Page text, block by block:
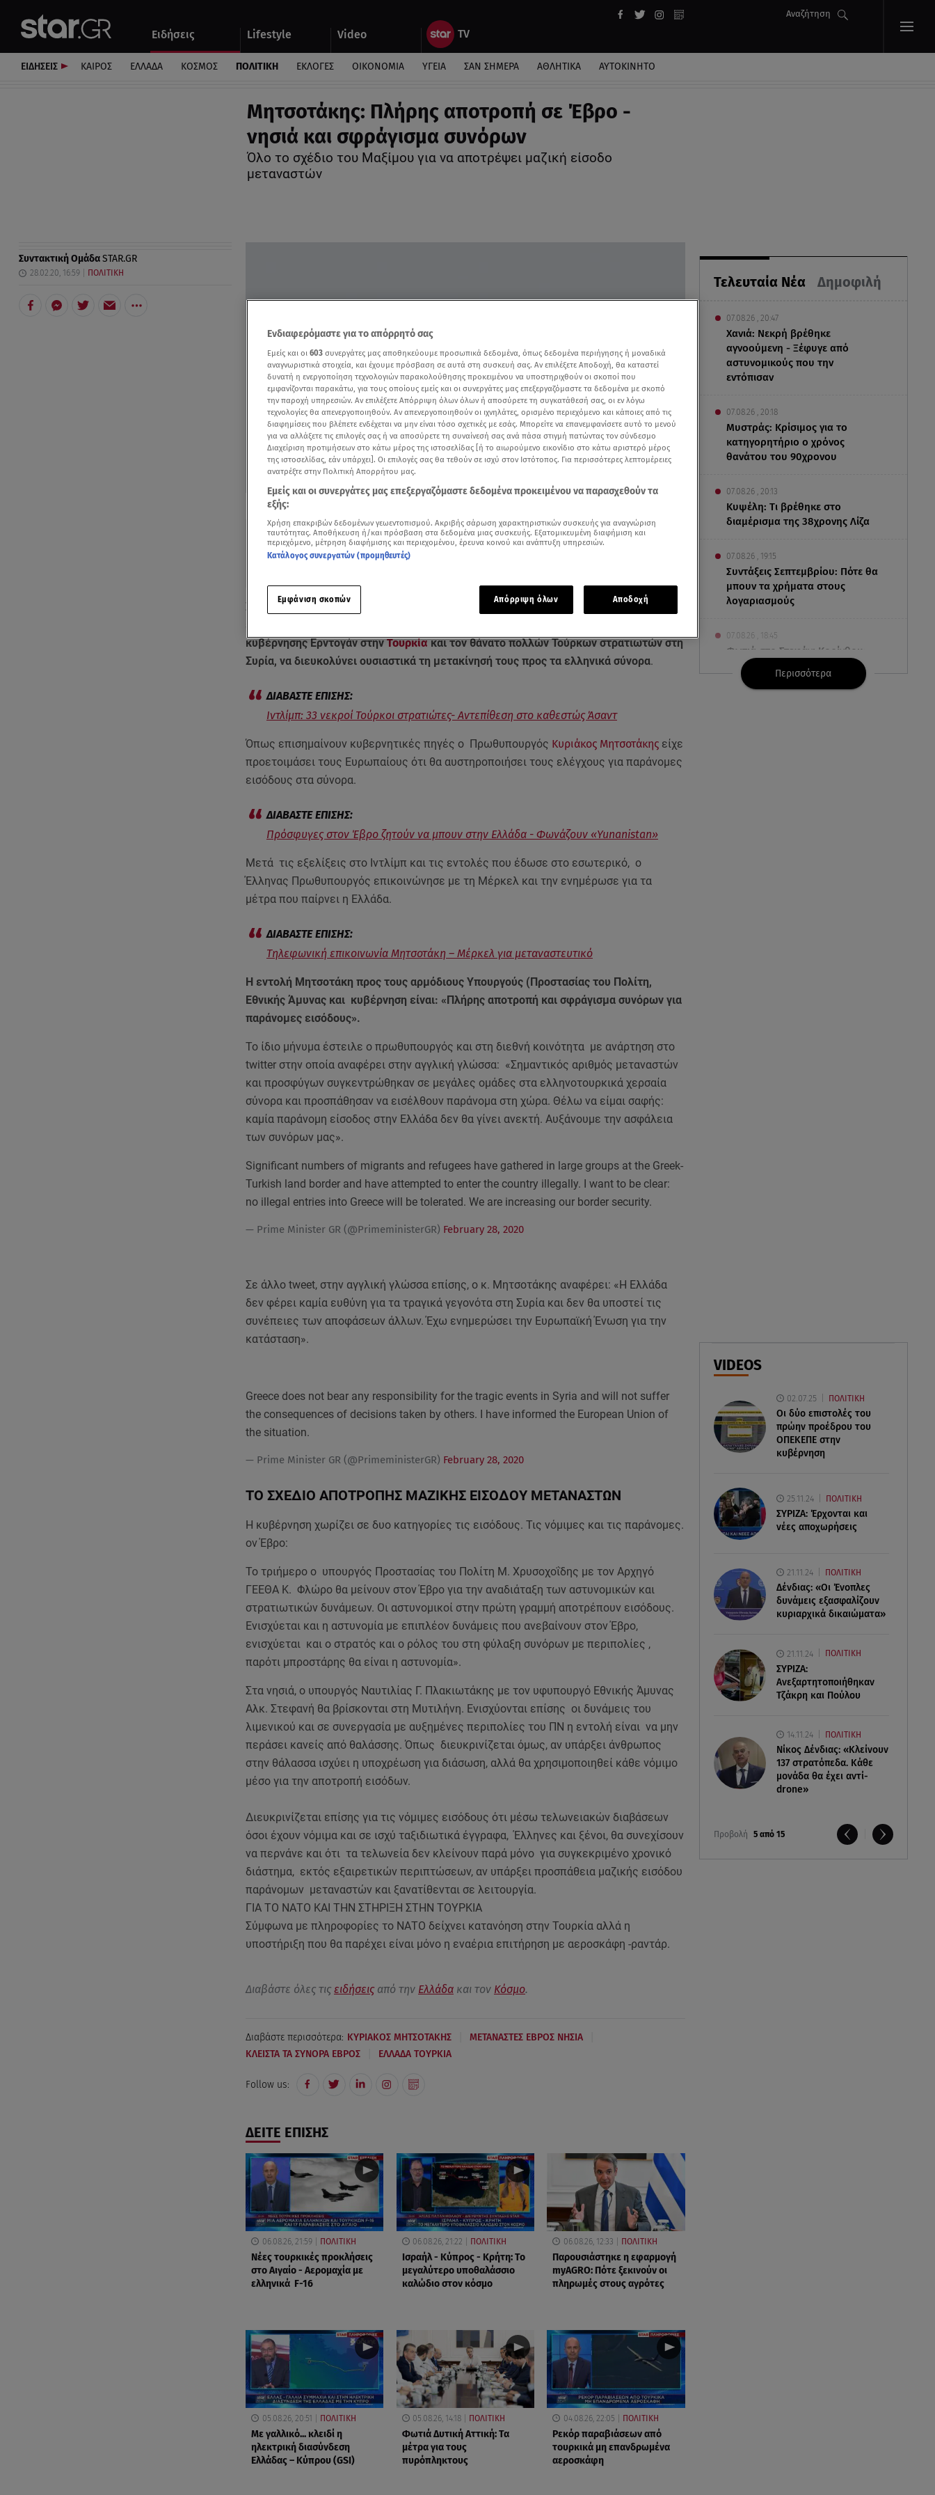
Ειδήσεις Lifestyle Video
Αναζήτηση
Αυτοκίνητο
ΕΙΔΗΣΕΙΣ ΚΑΙΡΟΣ ΕΛΛΑΔΑ ΚΟΣΜΟΣ ΠΟΛΙΤΙΚΗ ΕΚΛΟΓΕΣ ΟΙΚΟΝΟΜΙΑ ΥΓΕΙΑ ΣΑΝ ΣΗΜΕΡΑ ΑΘΛΗΤΙΚΑ ΑΥΤΟΚΙΝΗΤΟ
Μητσοτάκης: Πλήρης αποτροπή σε Έβρο -
νησιά και σφράγισμα συνόρων
Όλο το σχέδιο του Μαξίμου για να αποτρέψει μαζική είσοδο
μεταναστών
Τελευταία Νέα Δημοφιλή
07.08.26 , 20:47
Χανιά: Νεκρή βρέθηκε
αγνοούμενη - Ξέφυγε από
αστυνομικούς που την
εντόπισαν
07.08.26 , 20:18
Μυστράς: Κρίσιμος για το
κατηγορητήριο ο χρόνος
θανάτου του 90χρονου
07.08.26 , 20:13
Κυψέλη: Tι βρέθηκε στο
διαμέρισμα της 38χρονης Λίζα
07.08.26 , 19:15
Συντάξεις Σεπτεμβρίου: Πότε θα
μπουν τα χρήματα στους
λογαριασμούς
07.08.26 , 18:45
Φωτιά στο Στεφάνι Κορίνθου:
Μήνυμα από το 112 -
Σηκώθηκαν εναέρια μέσα
Στεφανίδου: «Κόβει» την ανάσα
με το σώμα της - Οι πόζες με
μαγιό
Περισσότερα
VIDEOS
02.07.25 ΠΟΛΙΤΙΚΗ
Οι δύο επιστολές του
πρώην προέδρου του
ΟΠΕΚΕΠE στην
κυβέρνηση
25.11.24 ΠΟΛΙΤΙΚΗ
ΣΥΡΙΖΑ: Έρχονται και
νέες αποχωρήσεις
21.11.24 ΠΟΛΙΤΙΚΗ
Δένδιας: «Οι Ένοπλες
δυνάμεις εξασφαλίζουν
κυριαρχικά δικαιώματα»
21.11.24 ΠΟΛΙΤΙΚΗ
ΣΥΡΙΖΑ:
Ανεξαρτητοποιήθηκαν
Τζάκρη και Πούλου
14.11.24 ΠΟΛΙΤΙΚΗ
Νίκος Δένδιας: «Κλείνουν
137 στρατόπεδα. Kάθε
μονάδα θα έχει αντί-
drone»
Προβολή 5 από 15
Συντακτική ΟμάδαSTAR.GR
28.02.20, 16:59 ΠΟΛΙΤΙΚΗ
Δείτε περισσότερα άρθρα μας στην αναζήτηση σας
Πρόσθηκη star.gr στις επιλογές σας
Δείτε περισσότερα άρθρα μας στα αποτελέσματα αναζήτησης
Συναγερμός επικρατεί στο Μέγαρο Μαξίμου προκειμένου να αποτραπεί μαζική
κυβέρνησης Ερντογάν στηνΤουρκίακαι τον θάνατο πολλών Τούρκων στρατιωτών στη
Συρία, να διευκολύνει ουσιαστικά τη μετακίνησή τους προς τα ελληνικά σύνορα.
Ιντλίμπ: 33 νεκροί Τούρκοι στρατιώτες- Αντεπίθεση στο καθεστώς Άσαντ
Όπως επισημαίνουν κυβερνητικές πηγές ο Πρωθυπουργός Κυριάκος Μητσοτάκης είχε
προετοιμάσει τους Ευρωπαίους ότι θα αυστηροποιήσει τους ελέγχους για παράνομες
εισόδους στα σύνορα.
Πρόσφυγες στον Έβρο ζητούν να μπουν στην Ελλάδα - Φωνάζουν «Yunanistan»
Μετά τις εξελίξεις στο Ιντλίμπ και τις εντολές που έδωσε στο εσωτερικό, ο
Έλληνας Πρωθυπουργός επικοινώνησε με τη Μέρκελ και την ενημέρωσε για τα
μέτρα που παίρνει η Ελλάδα.
Τηλεφωνική επικοινωνία Μητσοτάκη – Μέρκελ για μεταναστευτικό
Η εντολή Μητσοτάκη προς τους αρμόδιους Υπουργούς (Προστασίας του Πολίτη,
Εθνικής Άμυνας και κυβέρνηση είναι: «Πλήρης αποτροπή και σφράγισμα συνόρων για
παράνομες εισόδους».
Το ίδιο μήνυμα έστειλε ο πρωθυπουργός και στη διεθνή κοινότητα με ανάρτηση στο
twitter στην οποία αναφέρει στην αγγλική γλώσσα: «Σημαντικός αριθμός μεταναστών
και προσφύγων συγκεντρώθηκαν σε μεγάλες ομάδες στα ελληνοτουρκικά χερσαία
σύνορα και προσπάθησαν να εισέλθουν παράνομα στη χώρα. Θέλω να είμαι σαφής:
καμία παράνομη είσοδος στην Ελλάδα δεν θα γίνει ανεκτή. Αυξάνουμε την ασφάλεια
των συνόρων μας».
Significant numbers of migrants and refugees have gathered in large groups at the Greek-
Turkish land border and have attempted to enter the country illegally. I want to be clear:
no illegal entries into Greece will be tolerated. We are increasing our border security.
— Prime Minister GR (@PrimeministerGR) February 28, 2020
Σε άλλο tweet, στην αγγλική γλώσσα επίσης, ο κ. Μητσοτάκης αναφέρει: «Η Ελλάδα
δεν φέρει καμία ευθύνη για τα τραγικά γεγονότα στη Συρία και δεν θα υποστεί τις
συνέπειες των αποφάσεων άλλων. Έχω ενημερώσει την Ευρωπαϊκή Ένωση για την
κατάσταση».
Greece does not bear any responsibility for the tragic events in Syria and will not suffer
the consequences of decisions taken by others. I have informed the European Union of
the situation.
— Prime Minister GR (@PrimeministerGR) February 28, 2020
ΤΟ ΣΧΕΔΙΟ ΑΠΟΤΡΟΠΗΣ ΜΑΖΙΚΗΣ ΕΙΣΟΔΟΥ ΜΕΤΑΝΑΣΤΩΝ
Η κυβέρνηση χωρίζει σε δυο κατηγορίες τις εισόδους. Τις νόμιμες και τις παράνομες.
ον Έβρο:
Το τριήμερο ο υπουργός Προστασίας του Πολίτη Μ. Χρυσοχοΐδης με τον Αρχηγό
ΓΕΕΘΑ Κ. Φλώρο θα μείνουν στον Έβρο για την αναδιάταξη των αστυνομικών και
στρατιωτικών δυνάμεων. Οι αστυνομικοί στην πρώτη γραμμή αποτρέπουν εισόδους.
Ενισχύεται και η αστυνομία με επιπλέον δυνάμεις που ανεβαίνουν στον Έβρο,
ενισχύεται και ο στρατός και ο ρόλος του στη φύλαξη συνόρων με περιπολίες ,
παρότι μπροστάρης θα είναι η αστυνομία».
Στα νησιά, ο υπουργός Ναυτιλίας Γ. Πλακιωτάκης με τον υφυπουργό Εθνικής Άμυνας
Αλκ. Στεφανή θα βρίσκονται στη Μυτιλήνη. Ενισχύονται επίσης οι δυνάμεις του
λιμενικού και σε συνεργασία με αυξημένες περιπολίες του ΠΝ η εντολή είναι να μην
περάσει κανείς από θαλάσσης. Όπως διευκρινίζεται όμως, αν υπάρξει άνθρωπος
στην θάλασσα ισχύει η υποχρέωση για διάσωση, αλλά θα χρησιμοποιηθεί κάθε νόμιμο
μέσο για την αποτροπή εισόδων.
Διευκρινίζεται επίσης για τις νόμιμες εισόδους ότι μέσω τελωνειακών διαβάσεων
όσοι έχουν νόμιμα και σε ισχύ ταξιδιωτικά έγγραφα, Έλληνες και ξένοι, θα συνεχίσουν
να περνάνε και ότι τα τελωνεία δεν κλείνουν παρά μόνο για συγκεκριμένο χρονικό
διάστημα, εκτός εξαιρετικών περιπτώσεων, αν υπάρξει προσπάθεια μαζικής εισόδου
παράνομων μεταναστών και ξανατίθενται σε λειτουργία.
ΓΙΑ ΤΟ ΝΑΤΟ ΚΑΙ ΤΗΝ ΣΤΗΡΙΞΗ ΣΤΗΝ ΤΟΥΡΚΙΑ
Σύμφωνα με πληροφορίες το ΝΑΤΟ δείχνει κατανόηση στην Τουρκία αλλά η
υποστήριξη που θα παρέχει είναι μόνο η εναέρια επιτήρηση με αεροσκάφη -ραντάρ.
Διαβάστε όλες τις ειδήσειςαπό την Ελλάδακαι τον Κόσμο.
Διαβάστε περισσότερα: ΚΥΡΙΑΚΟΣ ΜΗΤΣΟΤΑΚΗΣ ΜΕΤΑΝΑΣΤΕΣ ΕΒΡΟΣ ΝΗΣΙΑ
ΚΛΕΙΣΤΑ ΤΑ ΣΥΝΟΡΑ ΕΒΡΟΣ ΕΛΛΑΔΑ ΤΟΥΡΚΙΑ
Follow us:
ΔΕΙΤΕ ΕΠΙΣΗΣ
06.08.26, 21:59 ΠΟΛΙΤΙΚΗ
Νέες τουρκικές προκλήσεις
στο Αιγαίο - Αερομαχία με
ελληνικά F-16
06.08.26, 21:22 ΠΟΛΙΤΙΚΗ
Ισραήλ - Κύπρος - Κρήτη: Το
μεγαλύτερο υποθαλάσσιο
καλώδιο στον κόσμο
06.08.26, 12:33 ΠΟΛΙΤΙΚΗ
Παρουσιάστηκε η εφαρμογή
myAGRO: Πότε ξεκινούν οι
πληρωμές στους αγρότες
05.08.26, 20:51 ΠΟΛΙΤΙΚΗ
Με γαλλικό... κλειδί η
ηλεκτρική διασύνδεση
Ελλάδας – Κύπρου (GSI)
05.08.26, 14:18 ΠΟΛΙΤΙΚΗ
Φωτιά Δυτική Αττική: Τα
μέτρα για τους
πυρόπληκτους
04.08.26, 22:05 ΠΟΛΙΤΙΚΗ
Ρεκόρ παραβιάσεων από
τουρκικά μη επανδρωμένα
αεροσκάφη
Ενδιαφερόμαστε για το απόρρητό σας
Εμείς και οι 603 συνεργάτες μας αποθηκεύουμε προσωπικά δεδομένα, όπως δεδομένα περιήγησης ή μοναδικά
αναγνωριστικά στοιχεία, και έχουμε πρόσβαση σε αυτά στη συσκευή σας. Αν επιλέξετε Αποδοχή, θα καταστεί
δυνατή η ενεργοποίηση τεχνολογιών παρακολούθησης προκειμένου να υποστηριχθούν οι σκοποί που
εμφανίζονται παρακάτω, για τους οποίους εμείς και οι συνεργάτες μας επεξεργαζόμαστε τα δεδομένα με σκοπό
την παροχή υπηρεσιών. Αν επιλέξετε Απόρριψη όλων όλων ή αποσύρετε τη συγκατάθεσή σας, οι εν λόγω
τεχνολογίες θα απενεργοποιηθούν. Αν απενεργοποιηθούν οι ιχνηλάτες, ορισμένο περιεχόμενο και κάποιες από τις
διαφημίσεις που βλέπετε ενδέχεται να μην είναι τόσο σχετικές με εσάς. Μπορείτε να επανεμφανίσετε αυτό το μενού
για να αλλάξετε τις επιλογές σας ή να αποσύρετε τη συναίνεσή σας ανά πάσα στιγμή πατώντας τον σύνδεσμο
Διαχείριση προτιμήσεων στο κάτω μέρος της ιστοσελίδας [ή το αιωρούμενο εικονίδιο στο κάτω αριστερό μέρος
της ιστοσελίδας, εάν υπάρχει]. Οι επιλογές σας θα τεθούν σε ισχύ στον Ιστότοπος. Για περισσότερες λεπτομέρειες
ανατρέξτε στην Πολιτική Απορρήτου μας.
Εμείς και οι συνεργάτες μας επεξεργαζόμαστε δεδομένα προκειμένου να παρασχεθούν τα
εξής:
Χρήση επακριβών δεδομένων γεωεντοπισμού. Ακριβής σάρωση χαρακτηριστικών συσκευής για αναγνώριση
ταυτότητας. Αποθήκευση ή/και πρόσβαση στα δεδομένα μιας συσκευής. Εξατομικευμένη διαφήμιση και
περιεχόμενο, μέτρηση διαφήμισης και περιεχομένου, έρευνα κοινού και ανάπτυξη υπηρεσιών.
Κατάλογος συνεργατών (προμηθευτές)
Εμφάνιση σκοπών Απόρριψη όλων Αποδοχή